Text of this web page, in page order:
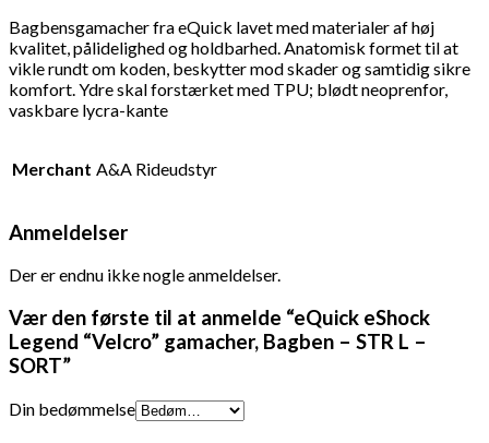
Bagbensgamacher fra eQuick lavet med materialer af høj
kvalitet, pålidelighed og holdbarhed. Anatomisk formet til at
vikle rundt om koden, beskytter mod skader og samtidig sikre
komfort. Ydre skal forstærket med TPU; blødt neoprenfor,
vaskbare lycra-kante
Merchant A&A Rideudstyr
Anmeldelser
Der er endnu ikke nogle anmeldelser.
Vær den første til at anmelde “eQuick eShock
Legend “Velcro” gamacher, Bagben – STR L –
SORT”
Din bedømmelse